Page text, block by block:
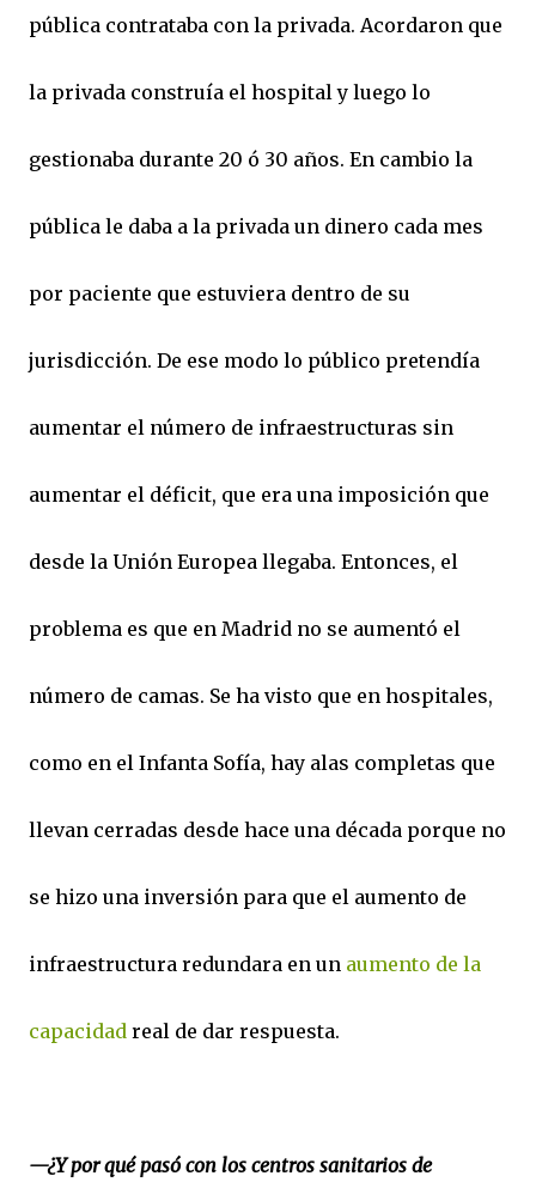
pública contrataba con la privada. Acordaron que
la privada construía el hospital y luego lo
gestionaba durante 20 ó 30 años. En cambio la
pública le daba a la privada un dinero cada mes
por paciente que estuviera dentro de su
jurisdicción. De ese modo lo público pretendía
aumentar el número de infraestructuras sin
aumentar el déficit, que era una imposición que
desde la Unión Europea llegaba. Entonces, el
problema es que en Madrid no se aumentó el
número de camas. Se ha visto que en hospitales,
como en el Infanta Sofía, hay alas completas que
llevan cerradas desde hace una década porque no
se hizo una inversión para que el aumento de
infraestructura redundara en un aumento de la
capacidad real de dar respuesta.
—¿Y por qué pasó con los centros sanitarios de